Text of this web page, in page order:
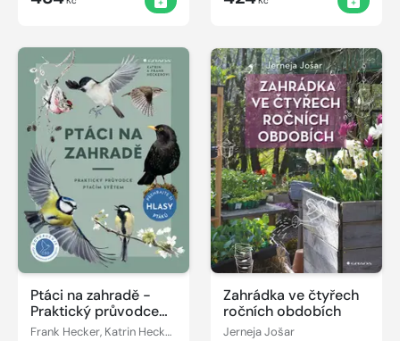
Ptáci na zahradě -
Praktický průvodce
ptačím světem
Frank Hecker, Katrin Heckerová
Zahrádka ve čtyřech
ročních obdobích
Jerneja Jošar